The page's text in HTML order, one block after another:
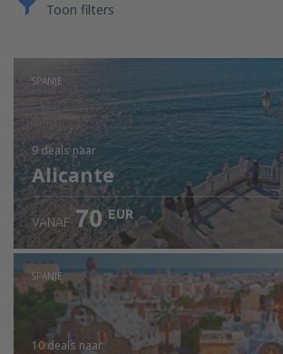
Toon filters
SPANJE
9 dealsnaar
Alicante
VANAF 70 EUR
SPANJE
10 deals naar